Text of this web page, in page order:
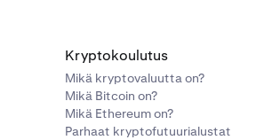
Kryptokoulutus
Mikä kryptovaluutta on?
Mikä Bitcoin on?
Mikä Ethereum on?
Parhaat kryptofutuurialustat